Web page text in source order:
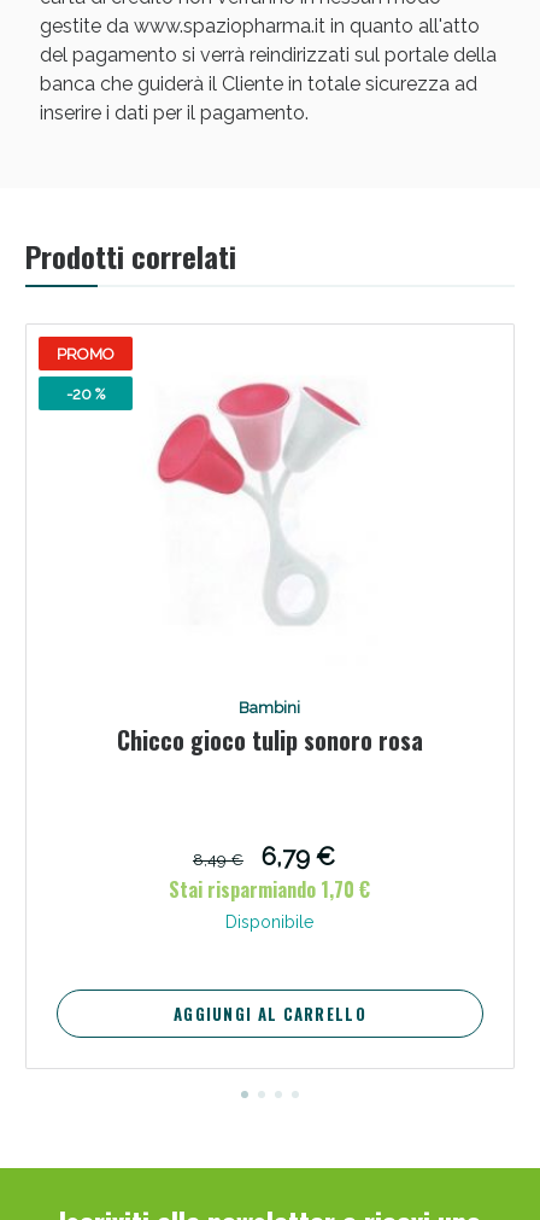
gestite da www.spaziopharma.it in quanto all'atto
del pagamento si verrà reindirizzati sul portale della
banca che guiderà il Cliente in totale sicurezza ad
inserire i dati per il pagamento.
Prodotti correlati
PROMO
-20 %
Bambini
Chicco gioco tulip sonoro rosa
8,49 €
6,79 €
Stai risparmiando 1,70 €
Disponibile
AGGIUNGI AL CARRELLO